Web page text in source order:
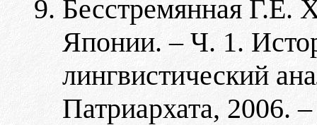
Бесстремянная Г.Е.
Японии. – Ч. 1.
лингвистический
Патриархата, 2006.